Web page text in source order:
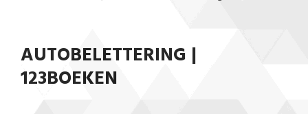
AUTOBELETTERING |
123BOEKEN